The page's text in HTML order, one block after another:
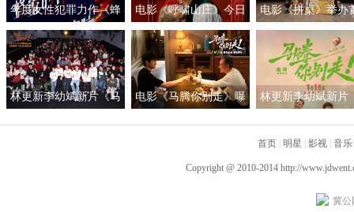
年度女性犯罪力作《蜂
蜜的针》定档3月28日
绝版影后阵容癫
电影《呼啸山庄》今日
上映
电影《拼桌》举办
礼及路演 白色情人
约搭子稳稳幸福
林更新李幼斌新片《马
电影《马腾你别走》曝
生“新地图”
林更新李幼斌新片
首页 明星 影视 音乐
Copyright @ 2010-2014 http://
冀公